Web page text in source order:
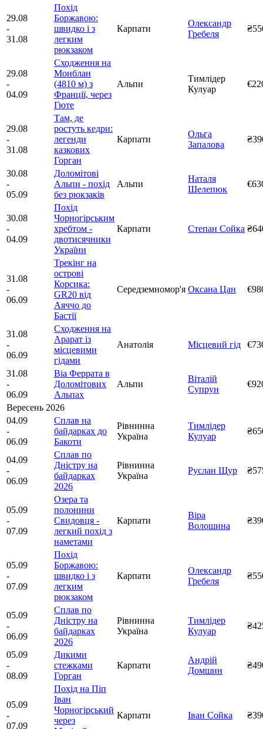
29.08
-
31.08
Похід
Боржавою:
швидко і з
легким
рюкзаком
Карпати
Олександр
Гребеля
29.08
-
04.09
Сходження на
Монблан
(4810 м) з
Франції, через
Гюте
Альпи
Тимлідер
Кулуар
29.08
-
31.08
Там, де
ростуть кедри:
легенди
казкових
Горган
Карпати
Ольга
Запалова
30.08
-
05.09
Доломітові
Альпи - похід
без рюкзаків
Альпи
Наталя
Шелепюк
30.08
-
04.09
Похід
Чорногірським
хребтом -
двотисячники
України
Карпати Степан Сойка
31.08
-
06.09
Трекінг на
острові
Корсика:
GR20 від
Аяччо до
Бастії
Середземномор'я Оксана Цан
31.08
-
06.09
Сходження на
Арарат із
місцевими
гідами
Анатолія Місцевий гід
31.08
-
06.09
Віа Феррата в
Доломітових
Альпах
Альпи
Віталій
Супрун
Вересень 2026
04.09
-
06.09
Сплав на
байдарках до
Бакоти
Рівнинна
Україна
Тимлідер
Кулуар
04.09
-
06.09
Сплав по
Дністру на
байдарках
2026
Рівнинна
Україна
Руслан Щур
05.09
-
07.09
Озера та
полонини
Свидовця -
легкий похід з
наметами
Карпати
Віра
Волошина
05.09
-
07.09
Похід
Боржавою:
швидко і з
легким
рюкзаком
Карпати
Олександр
Гребеля
05.09
-
06.09
Сплав по
Дністру на
байдарках
2026
Рівнинна
Україна
Тимлідер
Кулуар
05.09
-
08.09
Дикими
стежками
Горган
Карпати
Андрій
Домшин
05.09
-
07.09
Похід на Піп
Іван
Чорногірський
через
Карпати Іван Сойка